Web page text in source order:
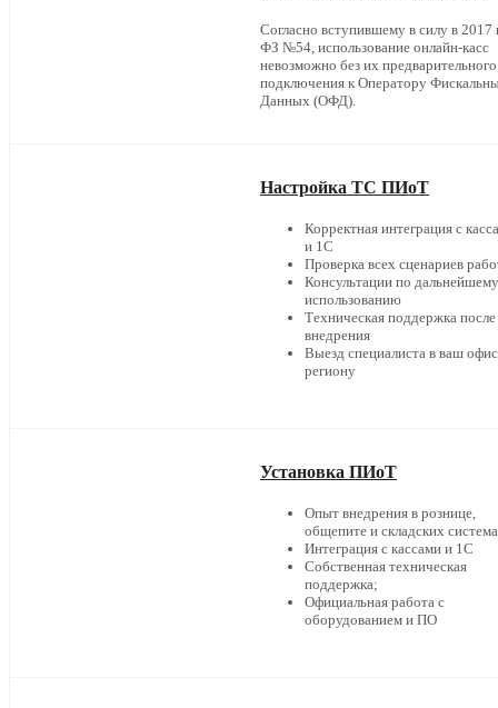
Согласно вступившему в силу в 2017
ФЗ №54, использование онлайн-касс
невозможно без их предварительного
подключения к Оператору
Данных (ОФД).
Настройка ТС ПИоТ
Корректная интеграция с
и 1С
Проверка всех сценариев
Консультации по дальнейшему
использованию
Техническая поддержка после
внедрения
Выезд специалиста в ваш
региону
Установка ПИоТ
Опыт внедрения в рознице,
общепите и складских
Интеграция с кассами и 1С
Собственная техническая
поддержка;
Официальная работа с
оборудованием и ПО